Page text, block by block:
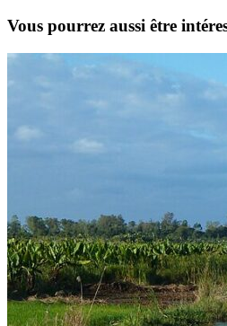
Vous pourrez aussi être